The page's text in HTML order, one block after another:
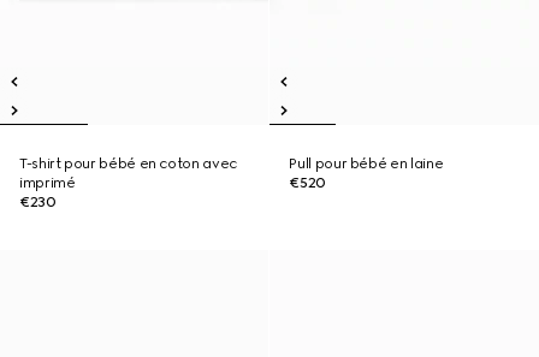
T-shirt pour bébé en coton avec
imprimé
€230
Pull pour bébé en laine
€520